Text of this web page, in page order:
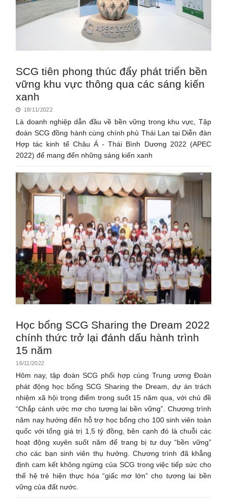
SCG tiên phong thúc đẩy phát triển bền
vững khu vực thông qua các sáng kiến
xanh
18/11/2022
Là doanh nghiệp dẫn đầu về bền vững trong khu vực, Tập
đoàn SCG đồng hành cùng chính phủ Thái Lan tại Diễn đàn
Hợp tác kinh tế Châu Á - Thái Bình Dương 2022 (APEC
2022) để mang đến những sáng kiến xanh
Học bổng SCG Sharing the Dream 2022
chính thức trở lại đánh dấu hành trình
15 năm
16/11/2022
Hôm nay, tập đoàn SCG phối hợp cùng Trung ương Đoàn
phát động học bổng SCG Sharing the Dream, dự án trách
nhiệm xã hội trọng điểm trong suốt 15 năm qua, với chủ đề
“Chắp cánh ước mơ cho tương lai bền vững”. Chương trình
năm nay hướng đến hỗ trợ học bổng cho 100 sinh viên toàn
quốc với tổng giá trị 1,5 tỷ đồng, bên cạnh đó là chuỗi các
hoạt động xuyên suốt năm để trang bị tư duy “bền vững”
cho các bạn sinh viên thụ hưởng. Chương trình đã khẳng
định cam kết không ngừng của SCG trong việc tiếp sức cho
thế hệ trẻ hiện thực hóa “giấc mơ lớn” cho tương lai bền
vững của đất nước.